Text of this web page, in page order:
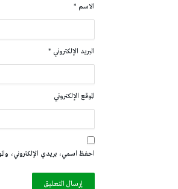
الاسم *
البريد الإلكتروني *
الموقع الإلكتروني
احفظ اسمي، بريدي الإلكتروني،